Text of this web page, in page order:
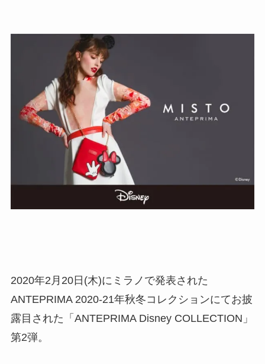
2020年2月20日(木)にミラノで発表された
ANTEPRIMA 2020-21年秋冬コレクションにてお披
露目された「ANTEPRIMA Disney COLLECTION」
第2弾。